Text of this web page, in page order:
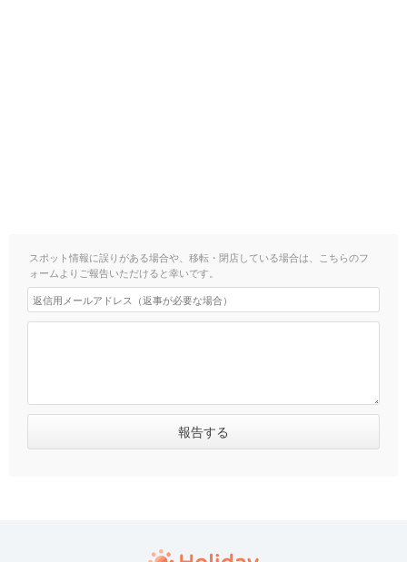
スポット情報に誤りがある場合や、移転・閉店している場合は、こちらのフ
ォームよりご報告いただけると幸いです。